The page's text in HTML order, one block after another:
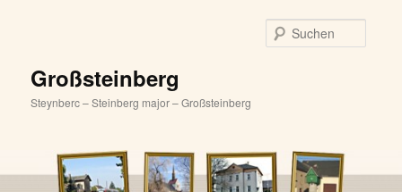
Großsteinberg
Steynberc – Steinberg major – Großsteinberg